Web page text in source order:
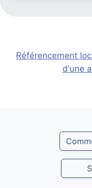
Référencement
d'une